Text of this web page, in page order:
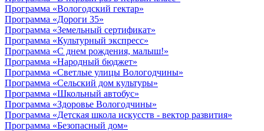
Программа «Вологодский гектар»
Программа «Дороги 35»
Программа «Земельный сертификат»
Программа «Культурный экспресс»
Программа «С днем рождения, малыш!»
Программа «Народный бюджет»
Программа «Светлые улицы Вологодчины»
Программа «Сельский дом культуры»
Программа «Школьный автобус»
Программа «Здоровье Вологодчины»
Программа «Детская школа искусств - вектор развития»
Программа «Безопасный дом»